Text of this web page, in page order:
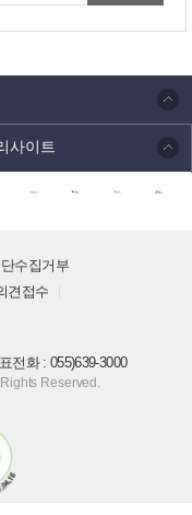
사이트
수집거부
견접수
전화 : 055)639-3000
Reserved.